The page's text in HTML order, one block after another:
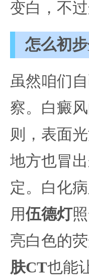
变白，不
怎么初
虽然咱们
察。白癜
则，表面
地方也冒
定。白化
用伍德灯
亮白色的
肤CT也能